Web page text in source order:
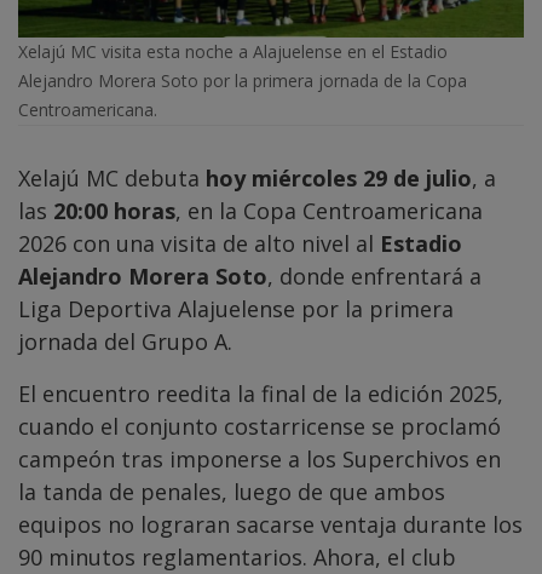
Xelajú MC visita esta noche a Alajuelense en el Estadio
Alejandro Morera Soto por la primera jornada de la Copa
Centroamericana.
Xelajú MC debuta hoy miércoles 29 de julio, a
las 20:00 horas, en la Copa Centroamericana
2026 con una visita de alto nivel al Estadio
Alejandro Morera Soto, donde enfrentará a
Liga Deportiva Alajuelense por la primera
jornada del Grupo A.
El encuentro reedita la final de la edición 2025,
cuando el conjunto costarricense se proclamó
campeón tras imponerse a los Superchivos en
la tanda de penales, luego de que ambos
equipos no lograran sacarse ventaja durante los
90 minutos reglamentarios. Ahora, el club